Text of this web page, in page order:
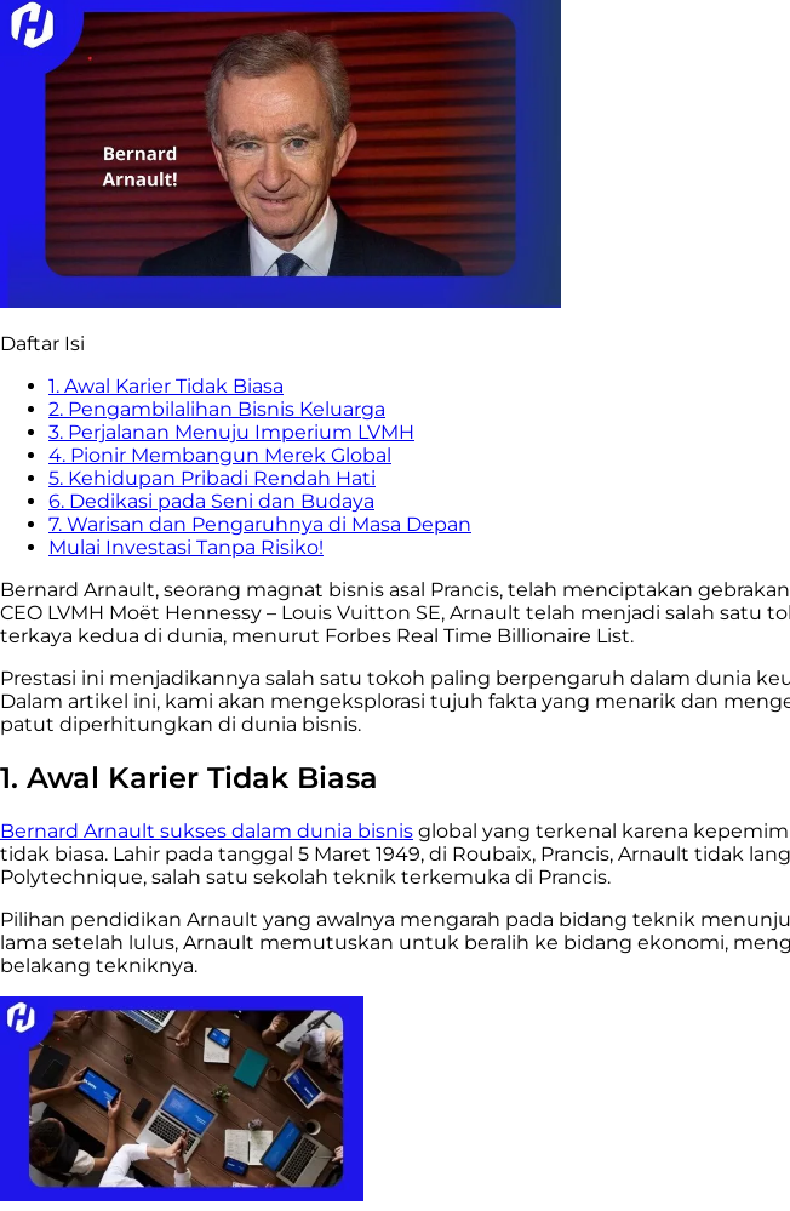
Daftar Isi
1. Awal Karier Tidak Biasa
2. Pengambilalihan Bisnis Keluarga
3. Perjalanan Menuju Imperium LVMH
4. Pionir Membangun Merek Global
5. Kehidupan Pribadi Rendah Hati
6. Dedikasi pada Seni dan Budaya
7. Warisan dan Pengaruhnya di Masa Depan
Mulai Investasi Tanpa Risiko!
Bernard Arnault, seorang magnat bisnis asal Prancis, telah menciptakan
CEO LVMH Moët Hennessy – Louis Vuitton SE, Arnault telah menjadi salah
terkaya kedua di dunia, menurut Forbes Real Time Billionaire List.
Prestasi ini menjadikannya salah satu tokoh paling berpengaruh dalam dunia
Dalam artikel ini, kami akan mengeksplorasi tujuh fakta yang menarik dan
patut diperhitungkan di dunia bisnis.
1. Awal Karier Tidak Biasa
Bernard Arnault sukses dalam dunia bisnis global yang terkenal karena
tidak biasa. Lahir pada tanggal 5 Maret 1949, di Roubaix, Prancis, Arnault tidak
Polytechnique, salah satu sekolah teknik terkemuka di Prancis.
Pilihan pendidikan Arnault yang awalnya mengarah pada bidang teknik
lama setelah lulus, Arnault memutuskan untuk beralih ke bidang ekonomi,
belakang tekniknya.